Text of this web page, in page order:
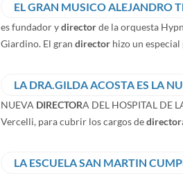
EL GRAN MUSICO ALEJANDRO
es fundador ydirectorde la orquesta
Giardino. El gran director hizo un
LA DRA.GILDA ACOSTA ES LA
NUEVA DIRECTORA DEL HOSPITAL DE
Vercelli, para cubrir los cargos dedirector
LA ESCUELA SAN MARTIN